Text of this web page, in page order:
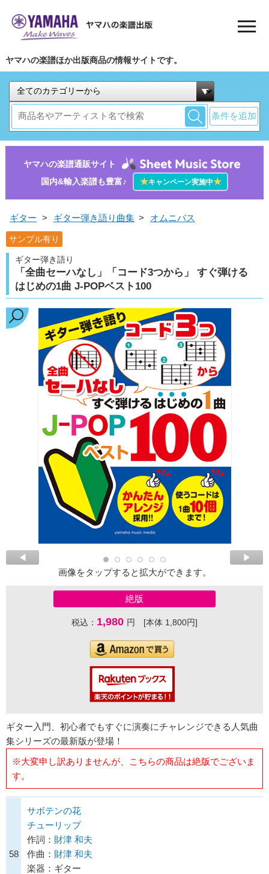
ヤマハの楽譜ほか出版商品の情報サイトです。
条件を追加
ヤマハの楽譜通販サイト
国内&輸入楽譜も豊富♪
★キャンペーン実施中★
ギター > ギター弾き語り曲集 > オムニバス
サンプル有り
ギター弾き語り
「全曲セーハなし」「コード3つから」 すぐ弾ける
はじめの1曲 J-POPベスト100
画像をタップすると拡大ができます。
絶版
税込： 1,980 円 [本体 1,800円]
ギター入門、初心者でもすぐに演奏にチャレンジできる人気曲
集シリーズの最新版が登場！
※大変申し訳ありませんが、こちらの商品は絶版でございま
す。
58
サボテンの花
チューリップ
作詞： 財津 和夫
作曲： 財津 和夫
楽器：ギター